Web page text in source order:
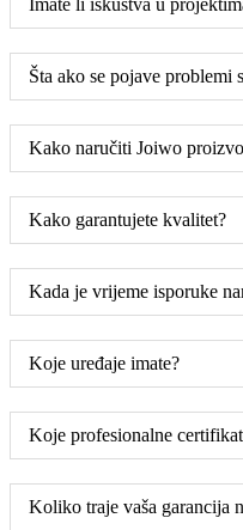
Imate li iskustva u
Šta ako se pojave problemi
Kako naručiti Joiwo
Kako garantujete kvalitet?
Kada je vrijeme isporuke
Koje uređaje imate?
Koje profesionalne
Koliko traje vaša garancija